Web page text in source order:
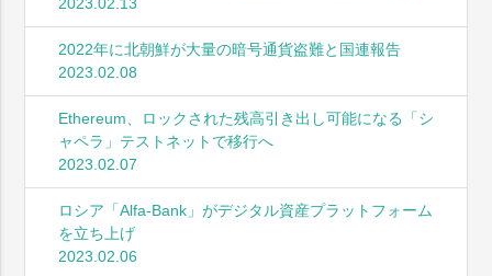
2023.02.13
2022年に北朝鮮が大量の暗号通貨盗難と国連報告
2023.02.08
Ethereum、ロックされた残高引き出し可能になる「シ
ャペラ」テストネットで移行へ
2023.02.07
ロシア「Alfa-Bank」がデジタル資産プラットフォーム
を立ち上げ
2023.02.06